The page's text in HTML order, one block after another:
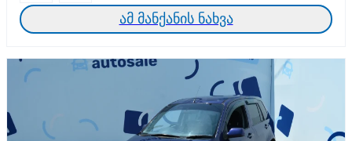
ამ მანქანის ნახვა